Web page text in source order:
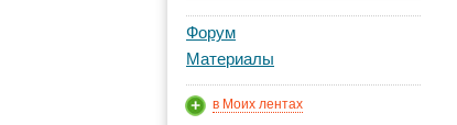
Форум
Материалы
в Моих лентах